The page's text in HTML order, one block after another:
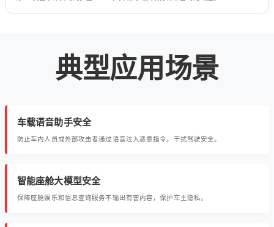
典型应用场景
车载语音助手安全
防止车内人员或外部攻击者通过语音注入恶意指令，干扰驾驶安全。
智能座舱大模型安全
保障座舱娱乐和信息查询服务不输出有害内容，保护车主隐私。